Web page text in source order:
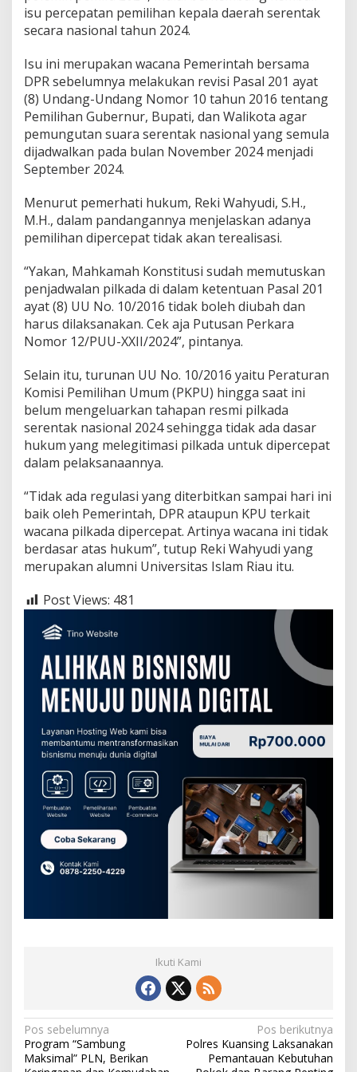
W
a
y
d
i
:
T
i
d
a
B
e
r
d
s
a
r
A
t
a
H
u
k
u
m
isu percepatan pemilihan kepala daerah serentak
secara nasional tahun 2024.
Isu ini merupakan wacana Pemerintah bersama
DPR sebelumnya melakukan revisi Pasal 201 ayat
(8) Undang-Undang Nomor 10 tahun 2016 tentang
Pemilihan Gubernur, Bupati, dan Walikota agar
pemungutan suara serentak nasional yang semula
dijadwalkan pada bulan November 2024 menjadi
September 2024.
Menurut pemerhati hukum, Reki Wahyudi, S.H.,
M.H., dalam pandangannya menjelaskan adanya
pemilihan dipercepat tidak akan terealisasi.
“Yakan, Mahkamah Konstitusi sudah memutuskan
penjadwalan pilkada di dalam ketentuan Pasal 201
ayat (8) UU No. 10/2016 tidak boleh diubah dan
harus dilaksanakan. Cek aja Putusan Perkara
Nomor 12/PUU-XXII/2024”, pintanya.
Selain itu, turunan UU No. 10/2016 yaitu Peraturan
Komisi Pemilihan Umum (PKPU) hingga saat ini
belum mengeluarkan tahapan resmi pilkada
serentak nasional 2024 sehingga tidak ada dasar
hukum yang melegitimasi pilkada untuk dipercepat
dalam pelaksanaannya.
“Tidak ada regulasi yang diterbitkan sampai hari ini
baik oleh Pemerintah, DPR ataupun KPU terkait
wacana pilkada dipercepat. Artinya wacana ini tidak
berdasar atas hukum”, tutup Reki Wahyudi yang
merupakan alumni Universitas Islam Riau itu.
Post Views: 481
Ikuti Kami
N
a
Pos sebelumnya
Program “Sambung
Maksimal” PLN, Berikan
Pos berikutnya
Polres Kuansing Laksanakan
Pemantauan Kebutuhan